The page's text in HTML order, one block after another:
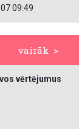
09:49
vairāk >
vērtējumus